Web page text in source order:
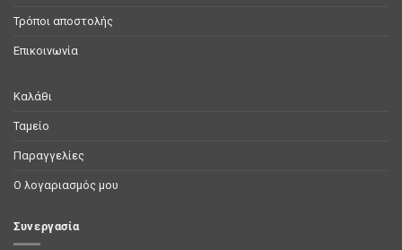
Τρόποι αποστολής
Επικοινωνία
Καλάθι
Ταμείο
Παραγγελίες
Ο λογαριασμός μου
Συνεργασία